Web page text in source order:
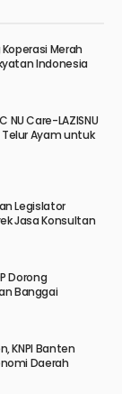
Koperasi Merah
Indonesia
NU Care-LAZISNU
Ayam untuk
Legislator
Jasa Konsultan
Dorong
Banggai
KNPI Banten
Daerah